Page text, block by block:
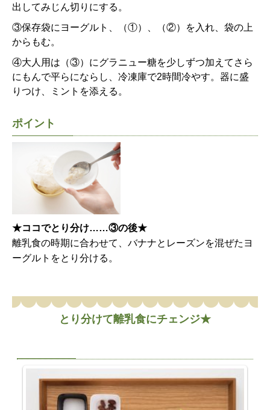
出してみじん切りにする。
③保存袋にヨーグルト、（①）、（②）を入れ、袋の上
からもむ。
④大人用は（③）にグラニュー糖を少しずつ加えてさら
にもんで平らにならし、冷凍庫で2時間冷やす。器に盛
りつけ、ミントを添える。
ポイント
★ココでとり分け……③の後★
離乳食の時期に合わせて、バナナとレーズンを混ぜたヨ
ーグルトをとり分ける。
とり分けて離乳食にチェンジ★